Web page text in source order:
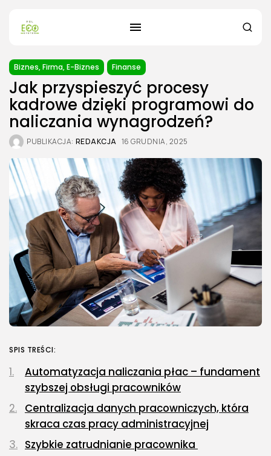
Biznes, Firma, E-Biznes Finanse
Jak przyspieszyć procesy
kadrowe dzięki programowi do
naliczania wynagrodzeń?
PUBLIKACJA: REDAKCJA 16 GRUDNIA, 2025
SPIS TREŚCI:
Automatyzacja naliczania płac – fundament
szybszej obsługi pracowników
Centralizacja danych pracowniczych, która
skraca czas pracy administracyjnej
Szybkie zatrudnianie pracownika